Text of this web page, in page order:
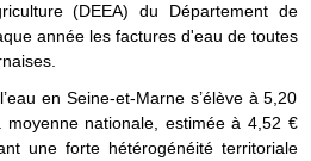
(DEEA) du Département de
année les factures d'eau de toutes
en Seine-et-Marne s’élève à 5,20
moyenne nationale, estimée à 4,52 €
une forte hétérogénéité territoriale